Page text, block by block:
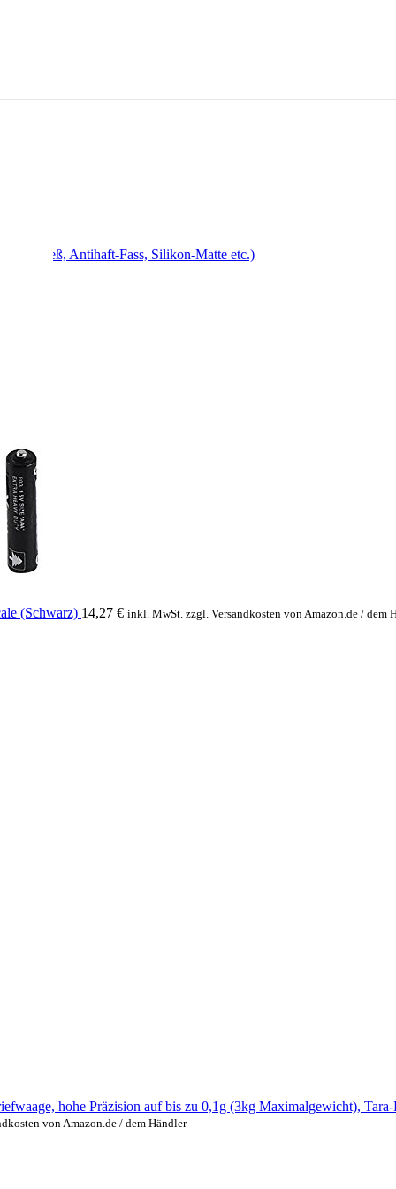
Drehspieß, Antihaft-Fass, Silikon-Matte etc.)
(Schwarz) 14,27 € inkl. MwSt. zzgl. Versandkosten von Amazon.de / dem
hohe Präzision auf bis zu 0,1g (3kg Maximalgewicht),
von Amazon.de / dem Händler